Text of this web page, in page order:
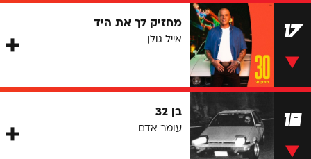
17 מחזיק לך את היד
אייל גולן
18 בן 32
עומר אדם